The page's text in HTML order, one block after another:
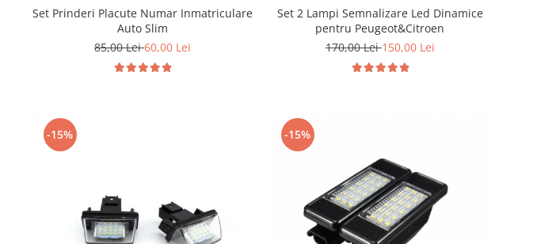
Set Prinderi Placute Numar Inmatriculare
Auto Slim
85,00 Lei60,00 Lei
Set 2 Lampi Semnalizare Led Dinamice
pentru Peugeot&Citroen
170,00 Lei150,00 Lei
-15% -15%